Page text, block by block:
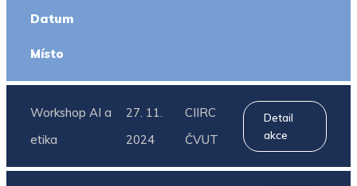
Datum
Místo
Workshop AI a
etika
27. 11.
2024
CIIRC
ČVUT
Detail
akce